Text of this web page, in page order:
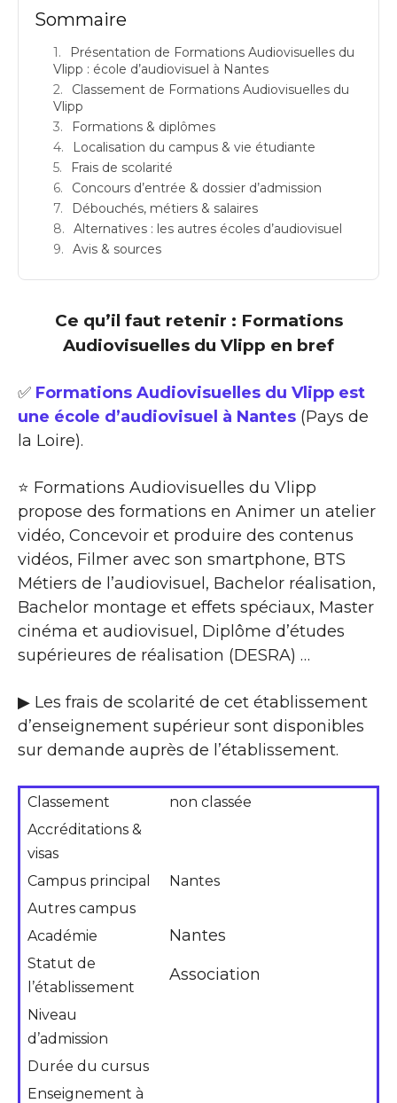
Sommaire
Présentation de Formations Audiovisuelles du
Vlipp : école d’audiovisuel à Nantes
Classement de Formations Audiovisuelles du
Vlipp
Formations & diplômes
Localisation du campus & vie étudiante
Frais de scolarité
Concours d’entrée & dossier d’admission
Débouchés, métiers & salaires
Alternatives : les autres écoles d’audiovisuel
Avis & sources
Ce qu’il faut retenir : Formations
Audiovisuelles du Vlipp en bref
✅ Formations Audiovisuelles du Vlipp est
une école d’audiovisuel à Nantes (Pays de
la Loire).
⭐ Formations Audiovisuelles du Vlipp
propose des formations en Animer un atelier
vidéo, Concevoir et produire des contenus
vidéos, Filmer avec son smartphone, BTS
Métiers de l’audiovisuel, Bachelor réalisation,
Bachelor montage et effets spéciaux, Master
cinéma et audiovisuel, Diplôme d’études
supérieures de réalisation (DESRA) …
▶ Les frais de scolarité de cet établissement
d’enseignement supérieur sont disponibles
sur demande auprès de l’établissement.
Classement
non classée
Accréditations &
visas
Campus principal
Nantes
Autres campus
Académie
Nantes
Statut de
l’établissement
Association
Niveau
d’admission
Durée du cursus
Enseignement à